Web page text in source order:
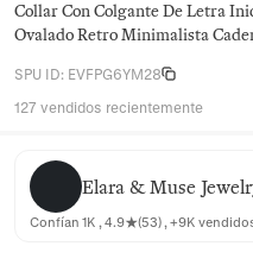
Collar Con Colgante De Letra
Ovalado Retro Minimalista
SPU ID: EVFPG6YM28
127 vendidos recientemente
Elara & Muse Jewelry
Elara & Muse
Confían 1K , 4.9★(53) , +9K